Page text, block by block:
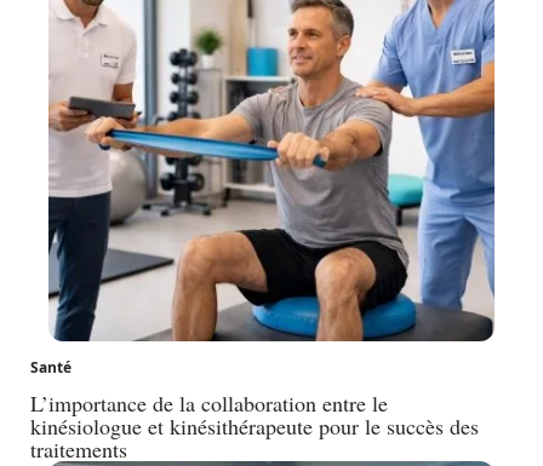
Santé
L’importance de la collaboration entre le
kinésiologue et kinésithérapeute pour le succès des
traitements